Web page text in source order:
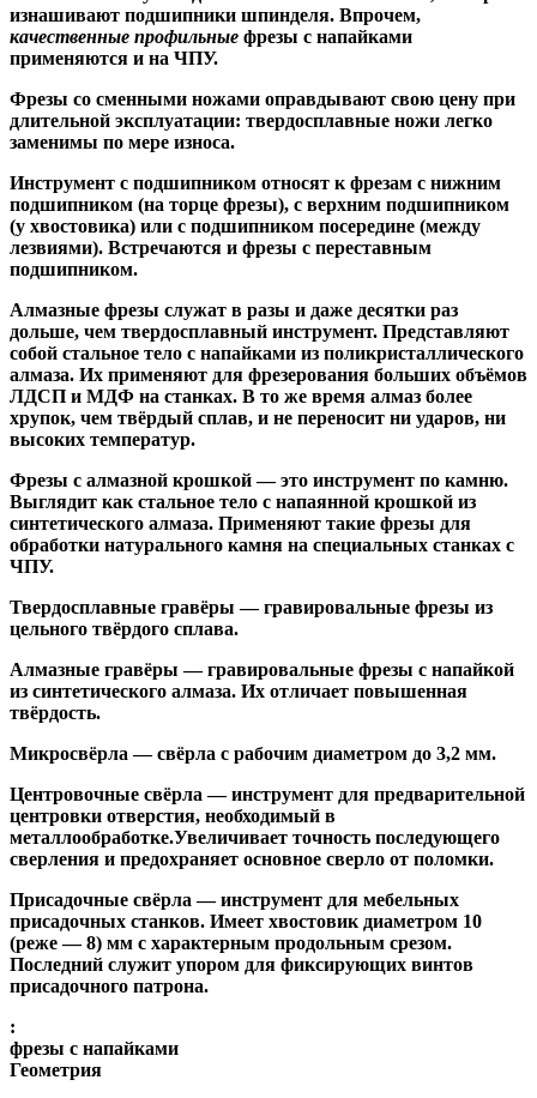
изнашивают подшипники шпинделя. Впрочем,
качественные профильные фрезы с напайками
применяются и на ЧПУ.
Фрезы со сменными ножами оправдывают свою цену при
длительной эксплуатации: твердосплавные ножи легко
заменимы по мере износа.
Инструмент с подшипником относят к фрезам с нижним
подшипником (на торце фрезы), с верхним подшипником
(у хвостовика) или с подшипником посередине (между
лезвиями). Встречаются и фрезы с переставным
подшипником.
Алмазные фрезы служат в разы и даже десятки раз
дольше, чем твердосплавный инструмент. Представляют
собой стальное тело с напайками из поликристаллического
алмаза. Их применяют для фрезерования больших объёмов
ЛДСП и МДФ на станках. В то же время алмаз более
хрупок, чем твёрдый сплав, и не переносит ни ударов, ни
высоких температур.
Фрезы с алмазной крошкой— это инструмент по камню.
Выглядит как стальное тело с напаянной крошкой из
синтетического алмаза. Применяют такие фрезы для
обработки натурального камня на специальных станках с
ЧПУ.
Твердосплавные гравёры — гравировальные фрезы из
цельного твёрдого сплава.
Алмазные гравёры — гравировальные фрезы с напайкой
из синтетического алмаза. Их отличает повышенная
твёрдость.
Микросвёрла — свёрла с рабочим диаметром до 3,2 мм.
Центровочные свёрла — инструмент для предварительной
центровки отверстия, необходимый в
металлообработке.Увеличивает точность последующего
сверления и предохраняет основное сверло от поломки.
Присадочные свёрла — инструмент для мебельных
присадочных станков. Имеет хвостовик диаметром 10
(реже — 8) мм с характерным продольным срезом.
Последний служит упором для фиксирующих винтов
присадочного патрона.
:
фрезы с напайками
Геометрия